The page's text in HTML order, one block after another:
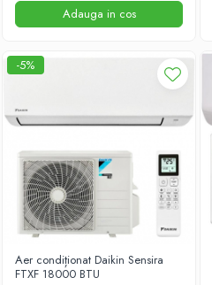
Adauga in cos
-5%
Aer condiționat Daikin Sensira
FTXF 18000 BTU